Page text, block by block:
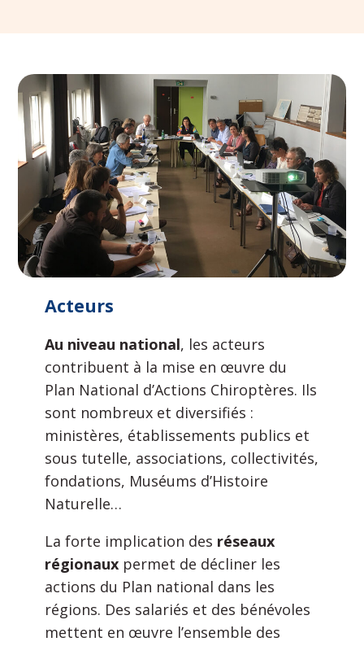
Acteurs
Au niveau national, les acteurs
contribuent à la mise en œuvre du
Plan National d’Actions Chiroptères. Ils
sont nombreux et diversifiés :
ministères, établissements publics et
sous tutelle, associations, collectivités,
fondations, Muséums d’Histoire
Naturelle…
La forte implication des réseaux
régionauxpermet de décliner les
actions du Plan national dans les
régions. Des salariés et des bénévoles
mettent en œuvre l’ensemble des